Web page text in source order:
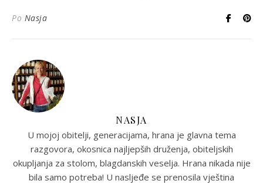
Po Nasja
NASJA
U mojoj obitelji, generacijama, hrana je glavna tema
razgovora, okosnica najljepših druženja, obiteljskih
okupljanja za stolom, blagdanskih veselja. Hrana nikada nije
bila samo potreba! U nasljeđe se prenosila vještina